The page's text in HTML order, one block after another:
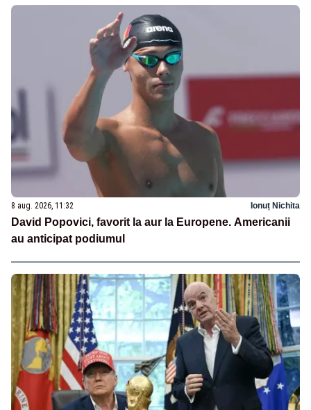
8 aug. 2026, 11:32 Ionuț Nichita
David Popovici, favorit la aur la Europene. Americanii
au anticipat podiumul